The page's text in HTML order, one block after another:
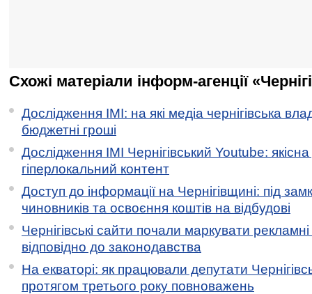
Схожі матеріали інформ-агенції
Дослідження ІМІ: на які медіа чернігівська
бюджетні гроші
Дослідження ІМІ Чернігівський Youtube:
гіперлокальний контент
Доступ до інформації на Чернігівщині: під
чиновників та освоєння коштів на відбудові
Чернігівські сайти почали маркувати
відповідно до законодавства
На екваторі: як працювали депутати
протягом третього року повноважень